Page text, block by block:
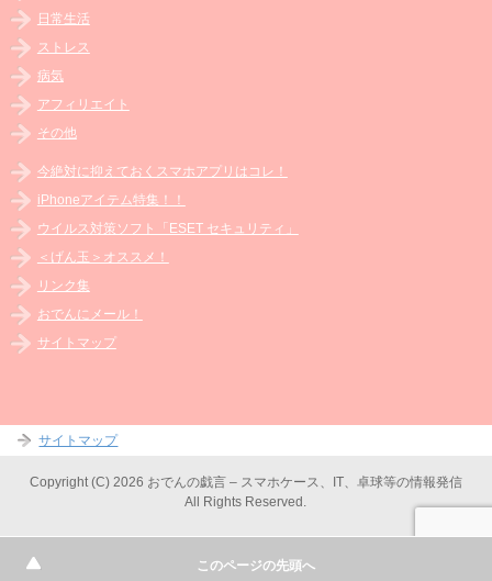
日常生活
ストレス
病気
アフィリエイト
その他
今絶対に抑えておくスマホアプリはコレ！
iPhoneアイテム特集！！
ウイルス対策ソフト「ESET セキュリティ」
＜げん玉＞オススメ！
リンク集
おでんにメール！
サイトマップ
サイトマップ
Copyright (C) 2026 おでんの戯言 – スマホケース、IT、卓球等の情報発信
All Rights Reserved.
このページの先頭へ